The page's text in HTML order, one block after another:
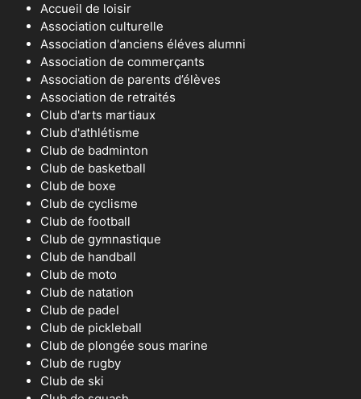
Accueil de loisir
Association culturelle
Association d'anciens éléves alumni
Association de commerçants
Association de parents d’élèves
Association de retraités
Club d'arts martiaux
Club d'athlétisme
Club de badminton
Club de basketball
Club de boxe
Club de cyclisme
Club de football
Club de gymnastique
Club de handball
Club de moto
Club de natation
Club de padel
Club de pickleball
Club de plongée sous marine
Club de rugby
Club de ski